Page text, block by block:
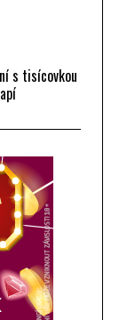
s tisícovkou